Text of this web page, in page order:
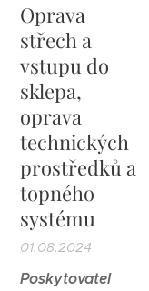
Oprava
střech a
vstupu do
sklepa,
oprava
technických
prostředků a
topného
systému
01.08.2024
Poskytovatel